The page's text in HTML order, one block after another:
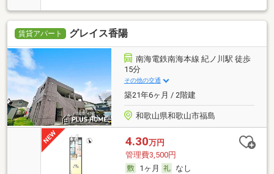
賃貸アパート グレイス香陽
南海電鉄南海本線 紀ノ川駅 徒歩
15分
その他の交通
築21年6ヶ月 / 2階建
和歌山県和歌山市福島
4.30万円
管理費3,500円
1ヶ月
なし